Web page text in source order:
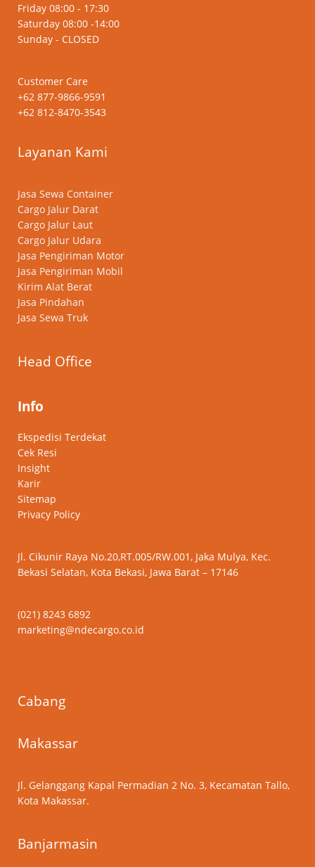
Friday 08:00 - 17:30
Saturday 08:00 -14:00
Sunday - CLOSED
Customer Care
+62 877-9866-9591
+62 812-8470-3543
Layanan Kami
Jasa Sewa Container
Cargo Jalur Darat
Cargo Jalur Laut
Cargo Jalur Udara
Jasa Pengiriman Motor
Jasa Pengiriman Mobil
Kirim Alat Berat
Jasa Pindahan
Jasa Sewa Truk
Head Office
Info
Ekspedisi Terdekat
Cek Resi
Insight
Karir
Sitemap
Privacy Policy
Jl. Cikunir Raya No.20,RT.005/RW.001, Jaka Mulya, Kec.
Bekasi Selatan, Kota Bekasi, Jawa Barat – 17146
(021) 8243 6892
marketing@ndecargo.co.id
Cabang
Makassar
Jl. Gelanggang Kapal Permadian 2 No. 3, Kecamatan Tallo,
Kota Makassar.
Banjarmasin